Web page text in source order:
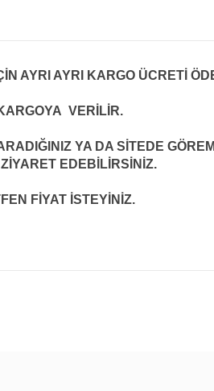
AYRI AYRI KARGO ÜCRETİ
VERİLİR.
YA DA SİTEDE
EDEBİLİRSİNİZ.
FİYAT İSTEYİNİZ.